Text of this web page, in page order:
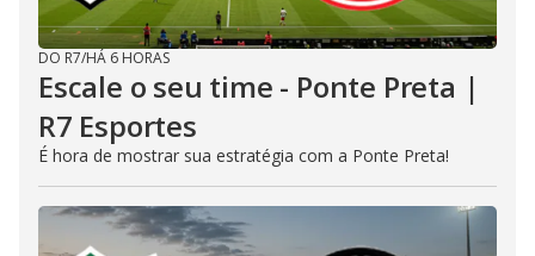
DO R7/HÁ 6 HORAS
Escale o seu time - Ponte Preta |
R7 Esportes
É hora de mostrar sua estratégia com a Ponte Preta!